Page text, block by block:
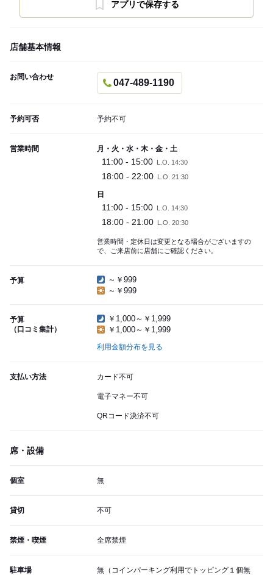
アプリで保存する
店舗基本情報
お問い合わせ
047-489-1190
予約可否 予約不可
営業時間 月・火・水・木・金・土
11:00 - 15:00 L.O. 14:30
18:00 - 22:00 L.O. 21:30
日
11:00 - 15:00 L.O. 14:30
18:00 - 21:00 L.O. 20:30
営業時間・定休日は変更となる場合がございますの
で、ご来店前に店舗にご確認ください。
予算
～￥999
～￥999
予算
（口コミ集計）
￥1,000～￥1,999
￥1,000～￥1,999
利用金額分布を見る
支払い方法 カード不可
電子マネー不可
QRコード決済不可
席・設備
個室 無
貸切 不可
禁煙・喫煙 全席禁煙
駐車場
無（コインパーキング利用でトッピング１個無